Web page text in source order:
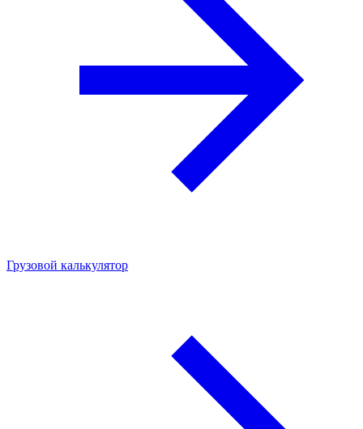
Грузовой калькулятор